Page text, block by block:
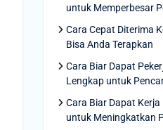
untuk Memperbesar
Cara Cepat Diterima
Bisa Anda Terapkan
Cara Biar Dapat
Lengkap untuk
Cara Biar Dapat
untuk Meningkatkan